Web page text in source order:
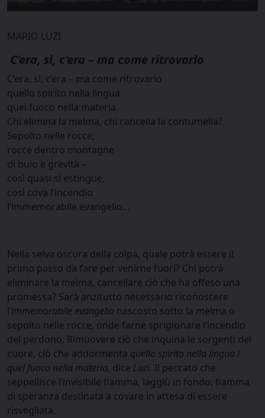
MARIO LUZI
C’era, sì, c’era – ma come ritrovarlo
C’era, sì, c’era – ma come ritrovarlo
quello spirito nella lingua
quel fuoco nella materia.
Chi elimina la melma, chi cancella la contumelia?
Sepolto nelle rocce,
rocce dentro montagne
di buio e grevità –
così quasi si estingue,
così cova l’incendio
l’immemorabile evangelio…
Nella selva oscura della colpa, quale potrà essere il
primo passo da fare per venirne fuori? Chi potrà
eliminare la melma, cancellare ciò che ha offeso una
promessa? Sarà anzitutto necessario riconoscere
l’immemorabile evangelio nascosto sotto la melma o
sepolto nelle rocce, onde farne sprigionare l’incendio
del perdono. Rimuovere ciò che inquina le sorgenti del
cuore, ciò che addormenta quello spirito nella lingua /
quel fuoco nella materia, dice Luzi. Il peccato che
seppellisce l’invisibile fiamma, laggiù in fondo, fiamma
di speranza destinata a covare in attesa di essere
risvegliata.